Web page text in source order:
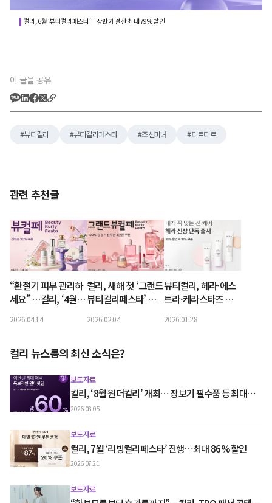
컬리, 6월 ‘뷰티컬리페스타’…상반기 결산 최대 79% 할인
이 글을 공유
뷰티컬리 뷰티컬리페스타 조선미녀 티르티르
관련 추천글
“환절기 피부 관리하
세요” …컬리, ‘4월
대 76% 할인
2026.04.14
컬리, 새해 첫 ‘그랜드
뷰티컬리페스타’ 개
2026.02.04
뷰티컬리, 헤라·에스
트라·케라스타즈 신
2026.01.28
컬리 뉴스룸의 최신 소식은?
보도자료
컬리, ‘8월 원더컬리’ 개최… 장보기 필수품 등 최대
60% 할인
2026.08.05
보도자료
컬리, 7월 ‘리빙컬리페스타’ 진행…최대 86% 할인
2026.07.21
보도자료